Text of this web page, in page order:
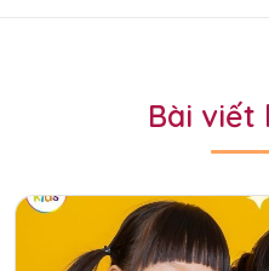
Bài viết